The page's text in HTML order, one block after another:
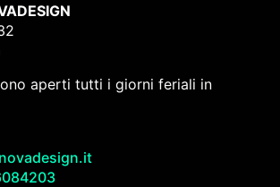
aperti tutti i giorni feriali in